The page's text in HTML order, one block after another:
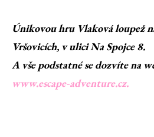
Únikovou hru Vlaková loupež
Vršovicích, v ulici Na Spojce 8.
A vše podstatné se dozvíte na
www.escape-adventure.cz.